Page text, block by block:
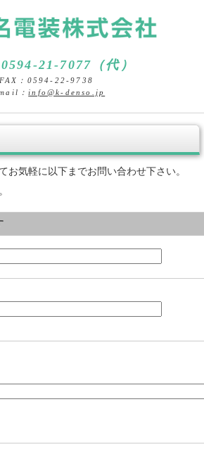
21-7077（代）
FAX：0594-22-9738
：info@k-denso.jp
お気軽に以下までお問い合わせ下さい。